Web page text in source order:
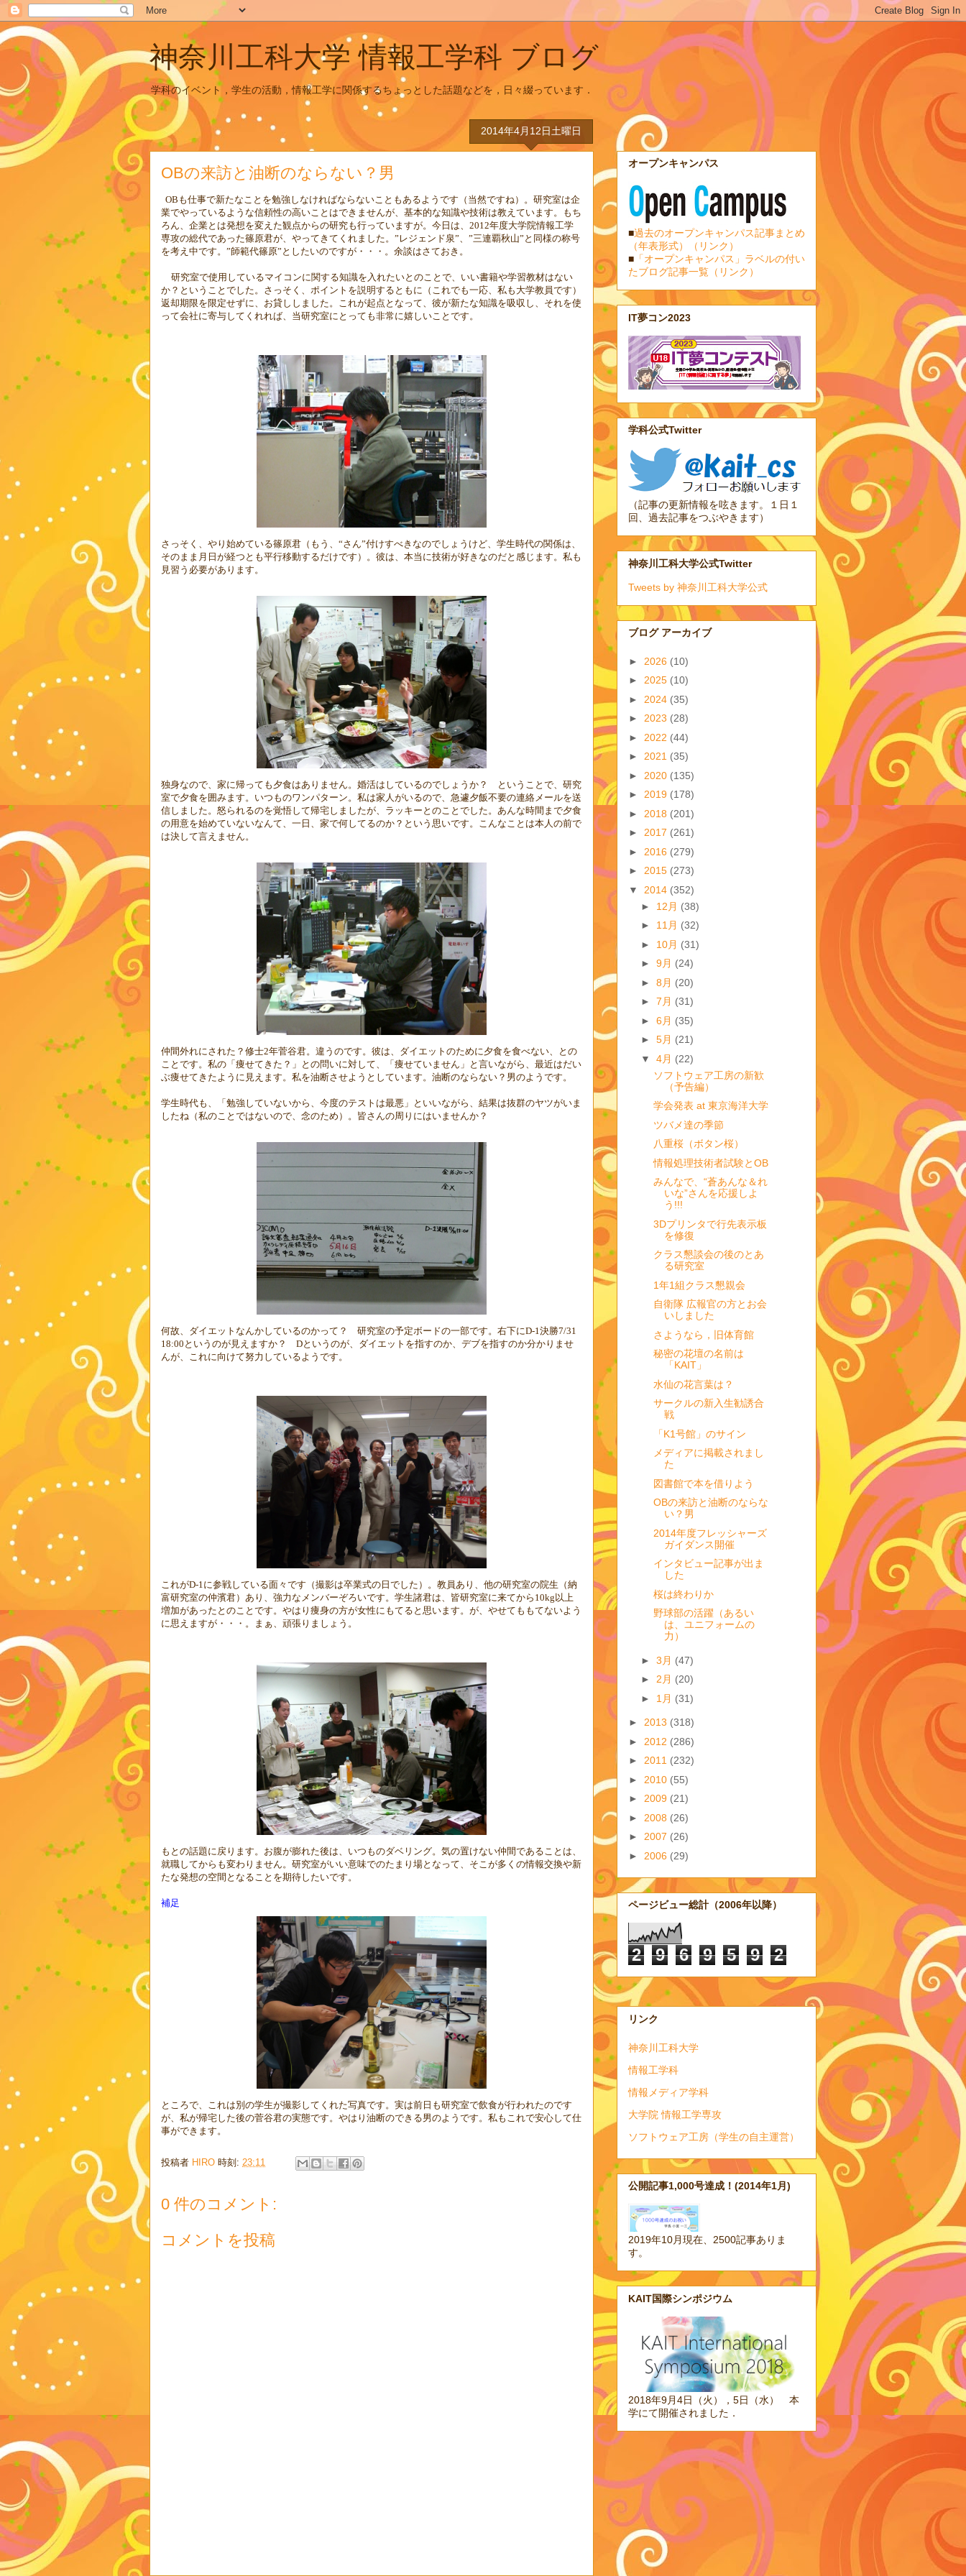
神奈川工科大学 情報工学科 ブログ
学科のイベント，学生の活動，情報工学に関係するちょっとした話題などを，日々綴っています．
2014年4月12日土曜日
OBの来訪と油断のならない？男
OB も仕事で新たなことを勉強しなければならないこともあるようです（当然ですね）。研究室は企
業でやっているような信頼性の高いことはできませんが、基本的な知識や技術は教えています。もち
ろん、企業とは発想を変えた観点からの研究も行っていますが。今日は、 2012年度大学院情報工学
専攻の総代であった篠原君が、やってきてくれました。”レジェンド泉”、”三連覇秋山”と同様の称号
を考え中です。”師範代篠原”としたいのですが・・・。余談はさておき。
研究室で使用しているマイコンに関する知識を入れたいとのことで、いい書籍や学習教材はない
か？ということでした。さっそく、ポイントを説明するともに（これでも一応、私も大学教員です）
返却期限を限定せずに、お貸ししました。これが起点となって、彼が新たな知識を吸収し、それを使
って会社に寄与してくれれば、当研究室にとっても非常に嬉しいことです。
さっそく、やり始めている篠原君（もう、“さん”付けすべきなのでしょうけど、学生時代の関係は、
そのまま月日が経つとも平行移動するだけです）。彼は、本当に技術が好きなのだと感じます。私も
見習う必要があります。
独身なので、家に帰っても夕食はありません。婚活はしているのでしょうか？ ということで、研究
室で夕食を囲みます。いつものワンパターン。私は家人がいるので、急遽夕飯不要の連絡メールを送
信しました。怒られるのを覚悟して帰宅しましたが、ラッキーとのことでした。あんな時間まで夕食
の用意を始めていないなんて、一日、家で何してるのか？という思いです。こんなことは本人の前で
は決して言えません。
仲間外れにされた？修士2年菅谷君。違うのです。彼は、ダイエットのために夕食を食べない、との
ことです。私の「痩せてきた？」との問いに対して、「痩せていません」と言いながら、最近はだい
ぶ痩せてきたように見えます。私を油断させようとしています。油断のならない？男のようです。
学生時代も、「勉強していないから、今度のテストは最悪」といいながら、結果は抜群のヤツがいま
したね（私のことではないので、念のため）。皆さんの周りにはいませんか？
何故、ダイエットなんかしているのかって？ 研究室の予定ボードの一部です。右下にD-1決勝7/31
18:00 というのが見えますか？ Dというのが、ダイエットを指すのか、デブを指すのか分かりませ
んが、これに向けて努力しているようです。
これがD-1に参戦している面々です（撮影は卒業式の日でした）。教員あり、他の研究室の院生（納
富研究室の仲濱君）あり、強力なメンバーぞろいです。学生諸君は、皆研究室に来てから 10kg 以上
増加があったとのことです。やはり痩身の方が女性にもてると思います。が、やせてももてないよう
に思えますが・・・。まぁ、頑張りましょう。
もとの話題に戻ります。お腹が膨れた後は、いつものダベリング。気の置けない仲間であることは、
就職してからも変わりません。研究室がいい意味でのたまり場となって、そこが多くの情報交換や新
たな発想の空間となることを期待したいです。
補足
ところで、これは別の学生が撮影してくれた写真です。実は前日も研究室で飲食が行われたのです
が、私が帰宅した後の菅谷君の実態です。やはり油断のできる男のようです。私もこれで安心して仕
事ができます。
投稿者 HIRO 時刻: 23:11
0 件のコメント:
コメントを投稿
オープンキャンパス
■過去のオープンキャンパス記事まとめ
（年表形式）（リンク）
■ 「オープンキャンパス」ラベルの付い
たブログ記事一覧（リンク）
IT夢コン2023
学科公式Twitter
（記事の更新情報を呟きます。１日１
回、過去記事をつぶやきます）
神奈川工科大学公式Twitter
Tweets by 神奈川工科大学公式
ブログ アーカイブ
► 2026 (10)
► 2025 (10)
► 2024 (35)
► 2023 (28)
► 2022 (44)
► 2021 (35)
► 2020 (135)
► 2019 (178)
► 2018 (201)
► 2017 (261)
► 2016 (279)
► 2015 (273)
▼ 2014 (352)
► 12月 (38)
► 11月 (32)
► 10月 (31)
► 9月 (24)
► 8月 (20)
► 7月 (31)
► 6月 (35)
► 5月 (21)
▼ 4月 (22)
ソフトウェア工房の新歓
（予告編）
学会発表 at 東京海洋大学
ツバメ達の季節
八重桜（ボタン桜）
情報処理技術者試験とOB
みんなで、“蒼あんな＆れ
いな”さんを応援しよ
う!!!
3Dプリンタで行先表示板
を修復
クラス懇談会の後のとあ
る研究室
1年1組クラス懇親会
自衛隊 広報官の方とお会
いしました
さようなら，旧体育館
秘密の花壇の名前は
「KAIT」
水仙の花言葉は？
サークルの新入生勧誘合
戦
「K1号館」のサイン
メディアに掲載されまし
た
図書館で本を借りよう
OBの来訪と油断のならな
い？男
2014年度フレッシャーズ
ガイダンス開催
インタビュー記事が出ま
した
桜は終わりか
野球部の活躍（あるい
は、ユニフォームの
力）
► 3月 (47)
► 2月 (20)
► 1月 (31)
► 2013 (318)
► 2012 (286)
► 2011 (232)
► 2010 (55)
► 2009 (21)
► 2008 (26)
► 2007 (26)
► 2006 (29)
ページビュー総計（2006年以降）
2 9 6 9 5 9 2
リンク
神奈川工科大学
情報工学科
情報メディア学科
大学院 情報工学専攻
ソフトウェア工房（学生の自主運営）
公開記事1,000号達成！(2014年1月)
2019年10月現在、2500記事ありま
す。
KAIT国際シンポジウム
2018年9月4日（火），5日（水） 本
学にて開催されました．